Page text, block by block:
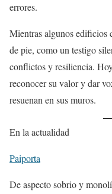
errores.
Mientras algunos edificios
de pie, como un testigo
conflictos y resiliencia.
reconocer su valor y dar
resuenan en sus muros.
En la actualidad
Paiporta
De aspecto sobrio y